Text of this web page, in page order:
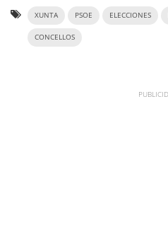
XUNTA PSOE ELECCIONES
CONCELLOS